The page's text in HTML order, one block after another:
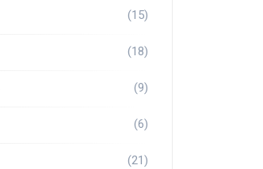
(15)
(18)
(9)
(6)
(21)